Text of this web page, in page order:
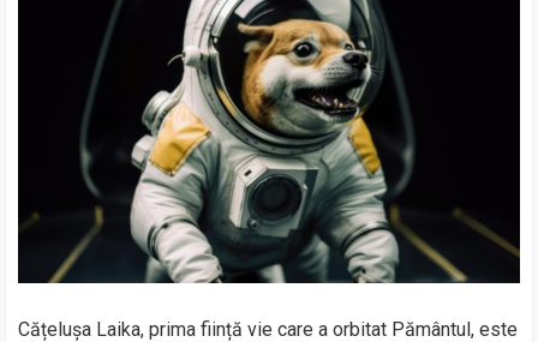
Cățelușa Laika, prima ființă vie care a orbitat Pământul, este